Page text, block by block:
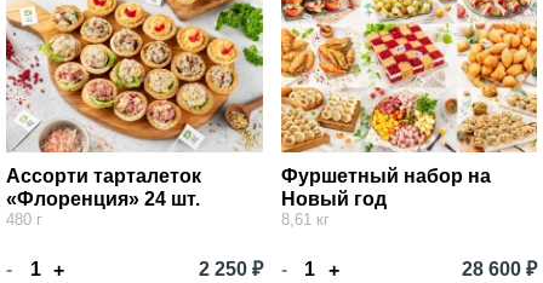
Ассорти тарталеток
«Флоренция» 24 шт.
480 г
- + 2 250 ₽
Фуршетный набор на
Новый год
8,61 кг
- + 28 600 ₽